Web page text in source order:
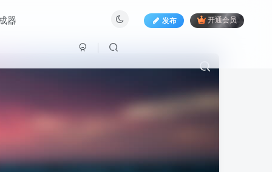
器 发布 开通会员